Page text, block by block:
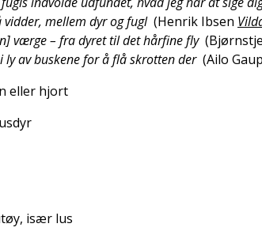
mellem dyr og fugl (Henrik Ibsen
værge – fra dyret til det hårfine fly (
av buskene for å flå skrotten der (Ailo Gaup
eller hjort
især lus